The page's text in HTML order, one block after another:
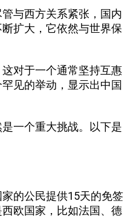
与西方关系紧张，国内
扩大，它依然与世界保
对于一个通常坚持互惠
见的举动，显示出中国
一个重大挑战。以下是
的公民提供15天的免签
欧国家，比如法国、德